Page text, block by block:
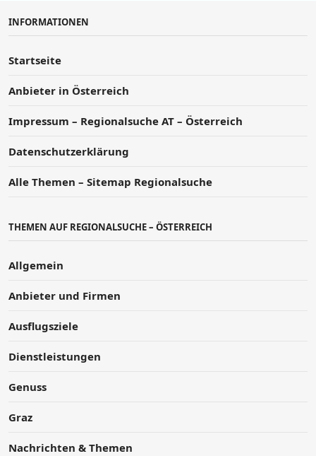
INFORMATIONEN
Startseite
Anbieter in Österreich
Impressum – Regionalsuche AT – Österreich
Datenschutzerklärung
Alle Themen – Sitemap Regionalsuche
THEMEN AUF REGIONALSUCHE – ÖSTERREICH
Allgemein
Anbieter und Firmen
Ausflugsziele
Dienstleistungen
Genuss
Graz
Nachrichten & Themen